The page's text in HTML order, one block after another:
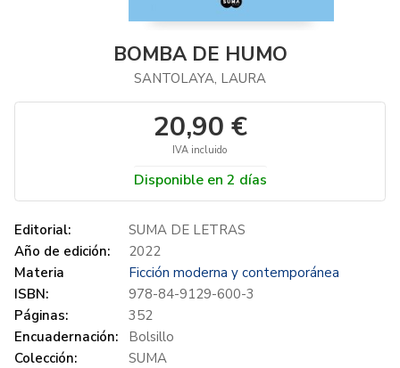
BOMBA DE HUMO
SANTOLAYA, LAURA
20,90 €
IVA incluido
Disponible en 2 días
Editorial:
SUMA DE LETRAS
Año de edición:
2022
Materia
Ficción moderna y contemporánea
ISBN:
978-84-9129-600-3
Páginas:
352
Encuadernación:
Bolsillo
Colección:
SUMA